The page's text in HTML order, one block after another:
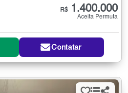
R$ 1.400.000
Aceita Permuta
Contatar